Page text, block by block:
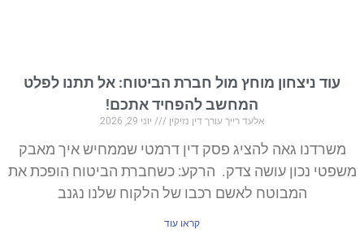
עוד ניצחון מוחץ מול חברת הביטוח: אל תתנו לפלט
המחשב להפחיד אתכם!
אלעד רייך עורך דין נזיקין יוני 29, 2026
משרדנו גאה להציג פסק דין דרמטי שממחיש איך מאבק
משפטי נכון עושה צדק. הרקע: כשחברת הביטוח הופכת את
המבוטח לאשם רכבו של הלקוח שלנו נגנב
קראו עוד